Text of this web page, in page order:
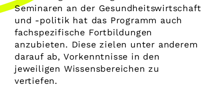
Seminaren an der Gesundheitswirtschaft
und -politik hat das Programm auch
fachspezifische Fortbildungen
anzubieten. Diese zielen unter anderem
darauf ab, Vorkenntnisse in den
jeweiligen Wissensbereichen zu
vertiefen.